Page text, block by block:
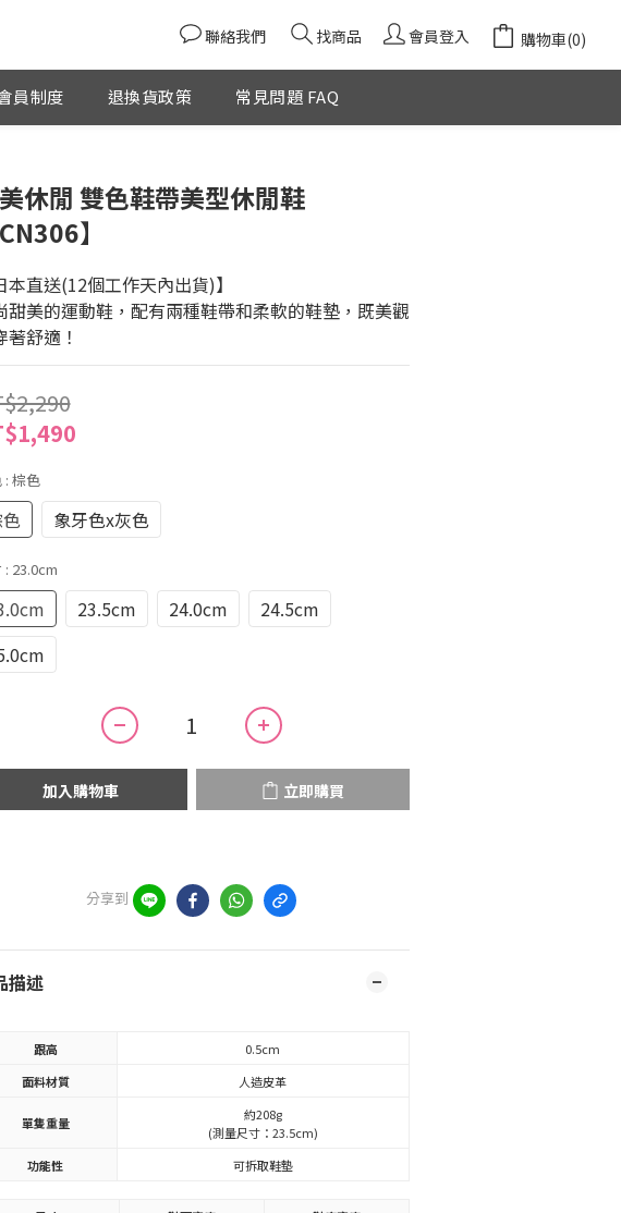
聯絡我們 找商品 會員登入 購物車(0)
員制度 退換貨政策 常見問題 FAQ
休閒 雙色鞋帶美型休閒鞋
CN306】
本直送(12個工作天內出貨)】
甜美的運動鞋，配有兩種鞋帶和柔軟的鞋墊，既美觀
著舒適！
: 棕色
象牙色x灰色
: 23.0cm
23.5cm 24.0cm
24.5cm
加入購物車 立即購買
分享到
描述
跟高
0.5cm
面料材質
人造皮革
單隻重量
約208g
(測量尺寸：23.5cm)
功能性
可拆取鞋墊